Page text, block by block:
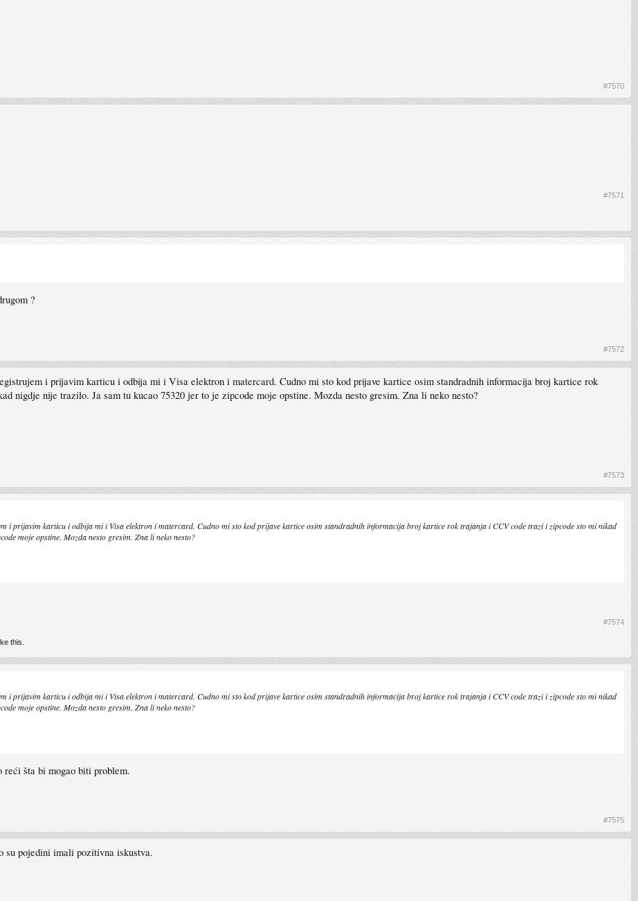
#7570
#7571
?
#7572
i prijavim karticu i odbija mi i Visa elektron i matercard. Cudno mi sto kod prijave kartice osim standradnih informacija broj kartice rok
nigdje nije trazilo. Ja sam tu kucao 75320 jer to je zipcode moje opstine. Mozda nesto gresim. Zna li neko nesto?
#7573
i prijavim karticu i odbija mi i Visa elektron i matercard. Cudno mi sto kod prijave kartice osim standradnih informacija broj kartice rok trajanja i CCV code trazi i zipcode sto mi nikad
moje opstine. Mozda nesto gresim. Zna li neko nesto?
#7574
this.
i prijavim karticu i odbija mi i Visa elektron i matercard. Cudno mi sto kod prijave kartice osim standradnih informacija broj kartice rok trajanja i CCV code trazi i zipcode sto mi nikad
moje opstine. Mozda nesto gresim. Zna li neko nesto?
reći šta bi mogao biti problem.
#7575
su pojedini imali pozitivna iskustva.